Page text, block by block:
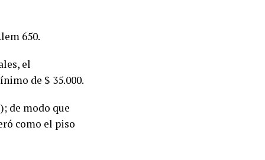
650.
el
de $ 35.000.
de modo que
como el piso